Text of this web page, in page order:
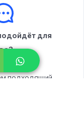
для
и мы
подходящий